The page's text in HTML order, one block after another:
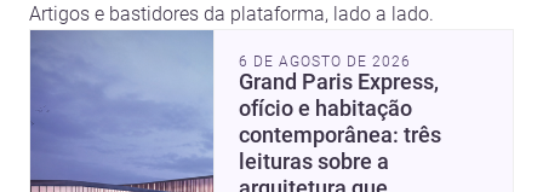
Artigos e bastidores da plataforma, lado a lado.
6 DE AGOSTO DE 2026
Grand Paris Express,
ofício e habitação
contemporânea: três
leituras sobre a